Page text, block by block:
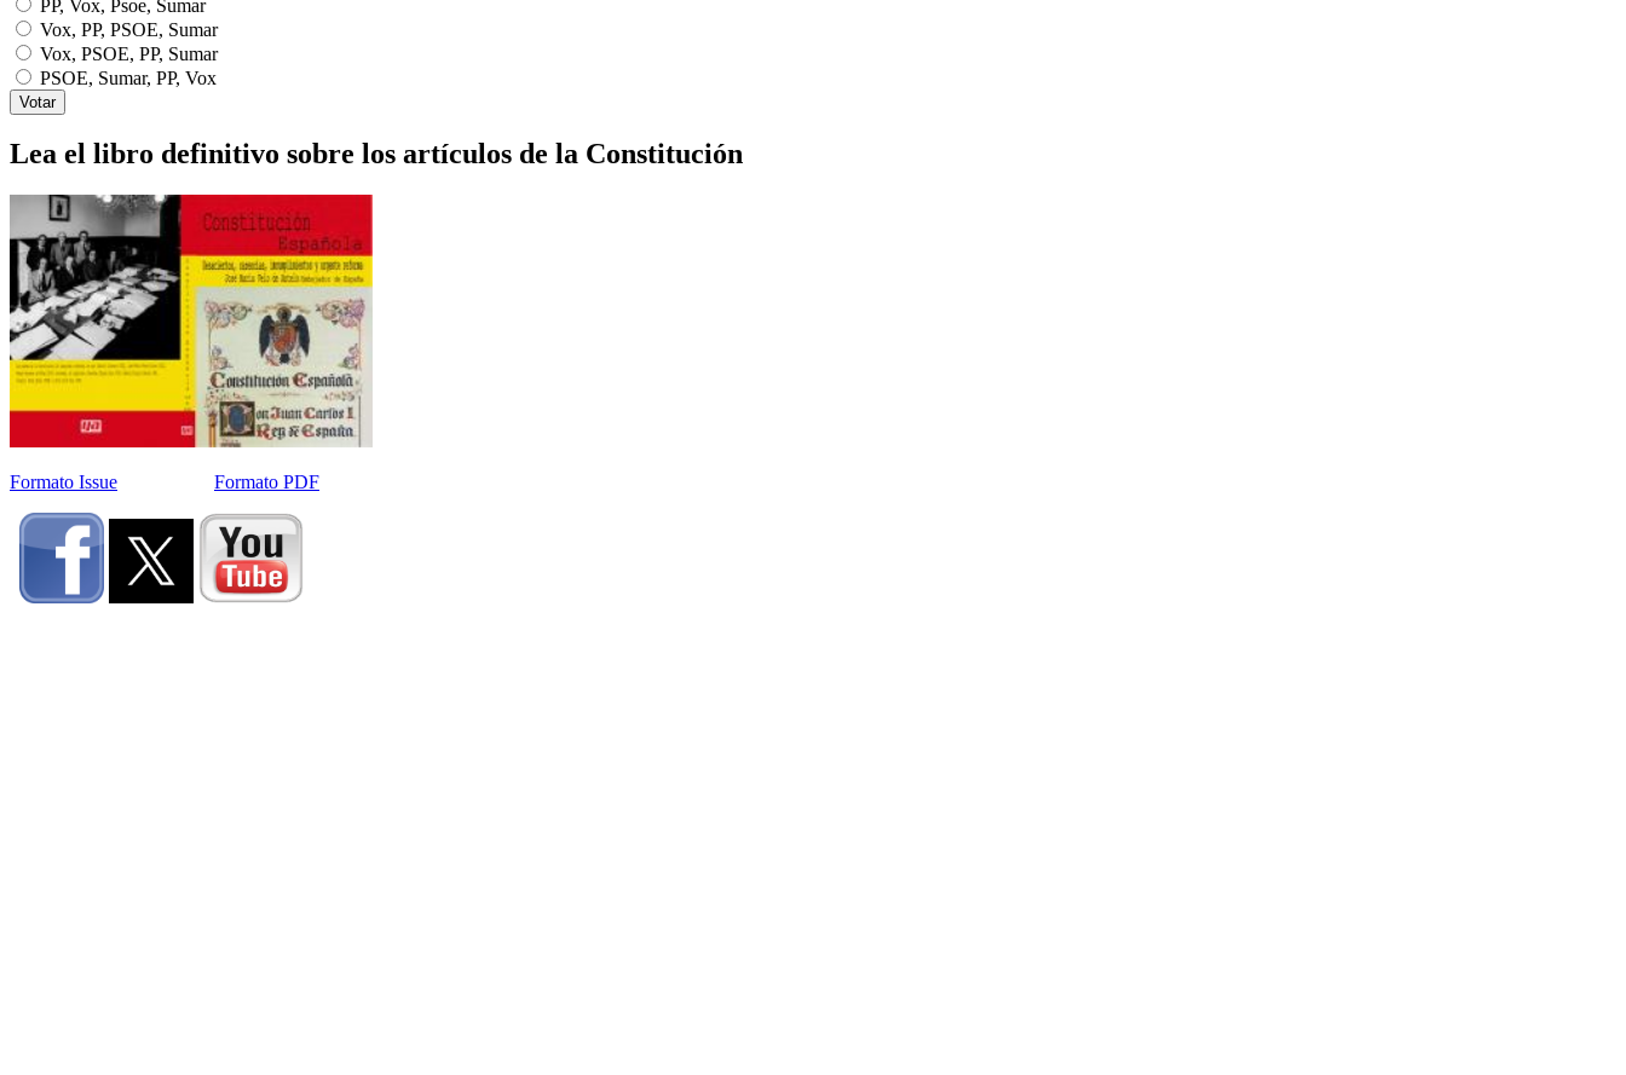
PP, Vox, Psoe, Sumar
Vox, PP, PSOE, Sumar
Vox, PSOE, PP, Sumar
PSOE, Sumar, PP, Vox
Lea el libro definitivo sobre los artículos de la Constitución
Formato Issue Formato PDF